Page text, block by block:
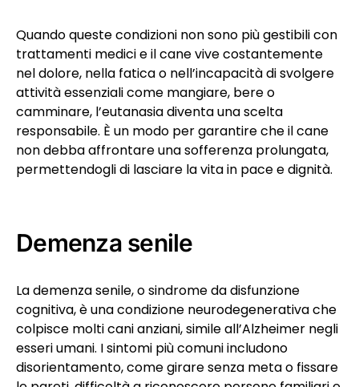
Quando queste condizioni non sono più gestibili con
trattamenti medici e il cane vive costantemente
nel dolore, nella fatica o nell’incapacità di svolgere
attività essenziali come mangiare, bere o
camminare, l’eutanasia diventa una scelta
responsabile. È un modo per garantire che il cane
non debba affrontare una sofferenza prolungata,
permettendogli di lasciare la vita in pace e dignità.
Demenza senile
La demenza senile, o sindrome da disfunzione
cognitiva, è una condizione neurodegenerativa che
colpisce molti cani anziani, simile all’Alzheimer negli
esseri umani. I sintomi più comuni includono
disorientamento, come girare senza meta o fissare